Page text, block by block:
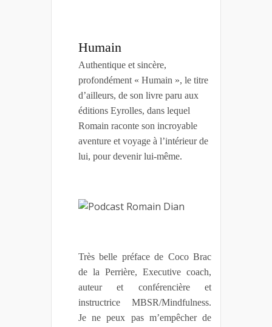
Humain
Authentique et sincère,
profondément « Humain », le titre
d’ailleurs, de son livre paru aux
éditions Eyrolles, dans lequel
Romain raconte son incroyable
aventure et voyage à l’intérieur de
lui, pour devenir lui-même.
Très belle préface de Coco Brac
de la Perrière, Executive coach,
auteur et conférencière et
instructrice MBSR/Mindfulness.
Je ne peux pas m’empêcher de